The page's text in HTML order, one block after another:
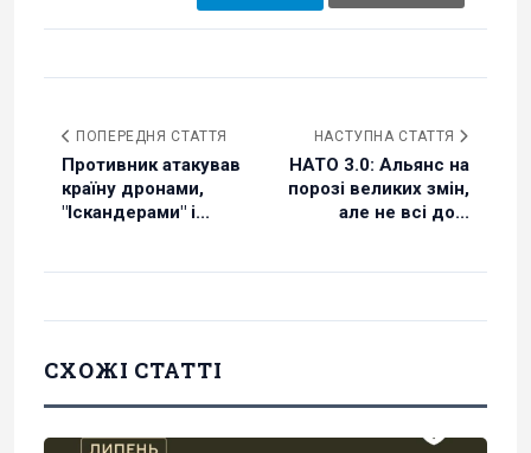
ПОПЕРЕДНЯ СТАТТЯ
Противник атакував
країну дронами,
"Іскандерами" і...
НАСТУПНА СТАТТЯ
НАТО 3.0: Альянс на
порозі великих змін,
але не всі до...
СХОЖІ СТАТТІ